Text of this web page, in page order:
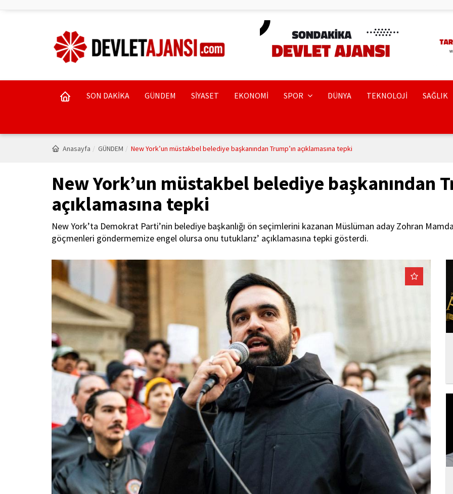
SON DAKİKA GÜNDEM SİYASET EKONOMİ SPOR DÜNYA TEKNOLOJİ SAĞLIK
Anasayfa GÜNDEM New York’un müstakbel belediye başkanından Trump’ın açıklamasına tepki
New York’un müstakbel belediye başkanından
açıklamasına tepki
New York’ta Demokrat Parti’nin belediye başkanlığı ön seçimlerini kazanan Müslüman aday Zohran
göçmenleri göndermemize engel olursa onu tutuklarız’ açıklamasına tepki gösterdi.